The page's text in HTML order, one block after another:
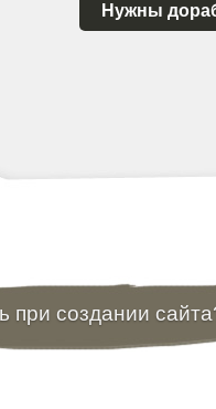
Нужны
при создании